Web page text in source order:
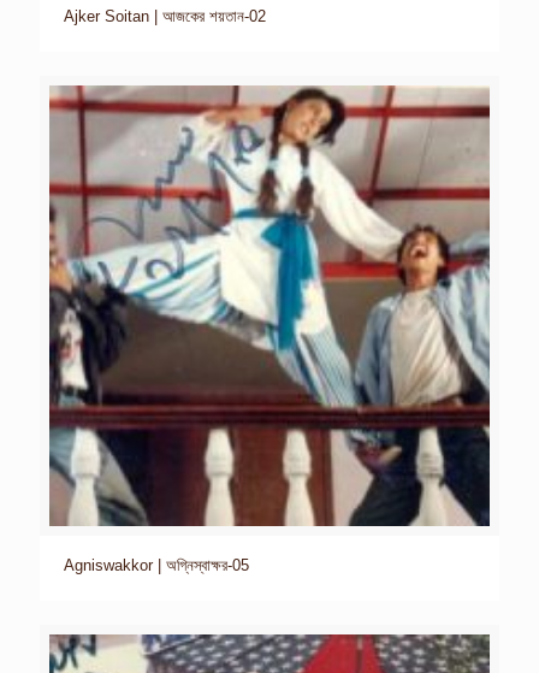
Ajker Soitan | আজকের শয়তান-02
Agniswakkor | অগ্নিস্বাক্ষর-05